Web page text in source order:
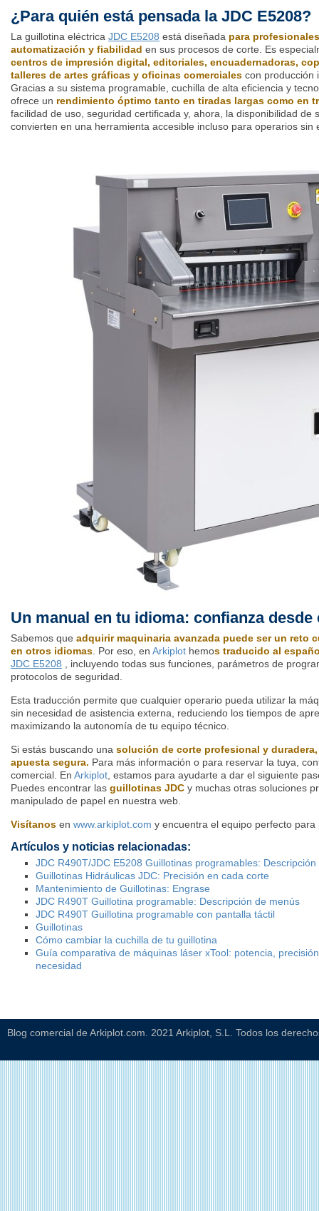
¿Para quién está pensada la JDC E5208?
La guillotina eléctrica JDC E5208 está diseñada para
automatización y fiabilidad en sus procesos de corte. Es
centros de impresión digital, editoriales, encuadernadoras,
talleres de artes gráficas y oficinas comerciales con producción
Gracias a su sistema programable, cuchilla de alta eficiencia y
ofrece un rendimiento óptimo tanto en tiradas largas como en
facilidad de uso, seguridad certificada y, ahora, la disponibilidad de
convierten en una herramienta accesible incluso para operarios sin
Un manual en tu idioma: confianza
Sabemos que adquirir maquinaria avanzada puede ser un reto
en otros idiomas . Por eso, en Arkiplot hemos traducido al
JDC E5208 , incluyendo todas sus funciones, parámetros de
protocolos de seguridad.
Esta traducción permite que cualquier operario pueda utilizar la
sin necesidad de asistencia externa, reduciendo los tiempos de
maximizando la autonomía de tu equipo técnico.
Si estás buscando una solución de corte profesional y
apuesta segura. Para más información o para reservar la tuya,
comercial. En Arkiplot , estamos para ayudarte a dar el siguiente
Puedes encontrar las guillotinas JDC y muchas otras soluciones
manipulado de papel en nuestra web.
Visítanos en www.arkiplot.com y encuentra el equipo perfecto
Artículos y noticias relacionadas:
JDC R490T/JDC E5208 Guillotinas programables:
Guillotinas Hidráulicas JDC: Precisión en cada corte
Mantenimiento de Guillotinas: Engrase
JDC R490T Guillotina programable: Descripción de menús
JDC R490T Guillotina programable con pantalla táctil
Guillotinas
Cómo cambiar la cuchilla de tu guillotina
Guía comparativa de máquinas láser xTool: potencia,
necesidad
Blog comercial de Arkiplot.com. 2021 Arkiplot, S.L. Todos los